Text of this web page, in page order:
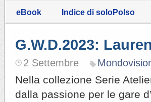
eBook Indice di soloPolso
G.W.D.2023:
2 Settembre
Nella collezione Serie
dalla passione per le gare